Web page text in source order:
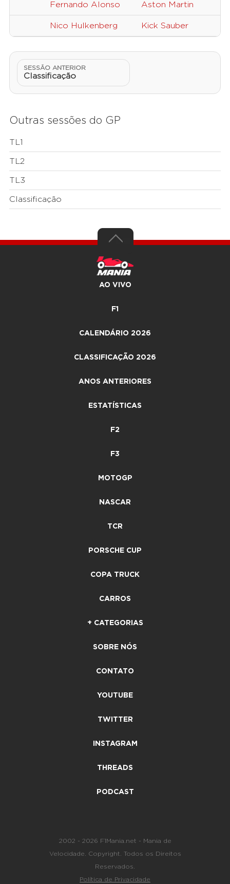
Fernando Alonso Aston Martin
Nico Hulkenberg Kick Sauber
SESSÃO ANTERIOR
Classificação
Outras sessões do GP
TL1
TL2
TL3
Classificação
AO VIVO
F1
CALENDÁRIO 2026
CLASSIFICAÇÃO 2026
ANOS ANTERIORES
ESTATÍSTICAS
F2
F3
MOTOGP
NASCAR
TCR
PORSCHE CUP
COPA TRUCK
CARROS
+ CATEGORIAS
SOBRE NÓS
CONTATO
YOUTUBE
TWITTER
INSTAGRAM
THREADS
PODCAST
2002 - 2026 F1Mania.net - Mania de
Velocidade. Copyright. Todos os Direitos
Reservados.
Política de Privacidade